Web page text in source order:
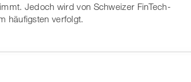
Jedoch wird von Schweizer FinTech-
häufigsten verfolgt.